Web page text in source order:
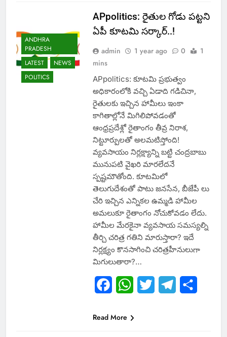
ANDHRA
PRADESH
LATEST
NEWS
POLITICS
APpolitics: రైతుల గోడు పట్టని
ఏపీ కూటమి సర్కార్..!
admin 1 year ago 0
1
mins
APpolitics: కూటమి ప్రభుత్వం
అధికారంలోకి వచ్చి ఏడాది గడిచినా,
రైతులకు ఇచ్చిన హామీలు ఇంకా
కాగితాల్లోనే మిగిలిపోవడంతో
ఆంధ్రప్రదేశ్లో రైతాంగం తీవ్ర నిరాశ,
నిట్టూర్పులతో అలమటిస్తోంది!
వ్యవసాయం నిర్లక్ష్యాన్ని బట్టి చంద్రబాబు
మునుపటి వైఖరి మారలేదనే
స్పష్టమౌతోంది. కూటమిలో
తెలుగుదేశంతో పాటు జనసేన, బీజేపీ లు
చేరి ఇచ్చిన ఎన్నికల ఉమ్మడి హామీల
అమలుకూ రైతాంగం నోచుకోవడం లేదు.
హామీల మేరకైనా వ్యవసాయ సమస్యల్ని
తీర్చి చరిత్ర గతిని మారుస్తారా? ఇదే
నిర్లక్ష్యం కొనసాగించి చరిత్రహీనులుగా
మిగులుతారా?…
FacebookWhatsApp
Twitter Telegram
Read More